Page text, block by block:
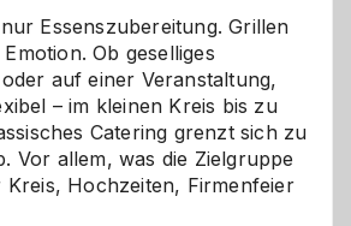
Essenszubereitung. Grillen
Ob geselliges
auf einer Veranstaltung,
– im kleinen Kreis bis zu
Catering grenzt sich zu
Vor allem, was die Zielgruppe
Kreis, Hochzeiten, Firmenfeier